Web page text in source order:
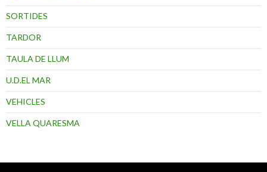
SORTIDES
TARDOR
TAULA DE LLUM
U.D.EL MAR
VEHICLES
VELLA QUARESMA